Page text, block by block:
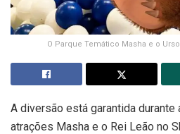
O Parque Temático Masha e o
A diversão está garantida
atrações Masha e o Rei Leão no